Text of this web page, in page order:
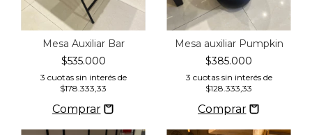
Mesa Auxiliar Bar
$535.000
3 cuotas sin interés de
$178.333,33
Mesa auxiliar Pumpkin
$385.000
3 cuotas sin interés de
$128.333,33